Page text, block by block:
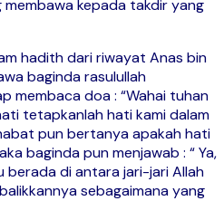
kepada takdir yang
hadith dari riwayat Anas bin
baginda rasulullah
membaca doa : “Wahai tuhan
tetapkanlah hati kami dalam
pun bertanya apakah hati
baginda pun menjawab : “ Ya,
di antara jari-jari Allah
sebagaimana yang